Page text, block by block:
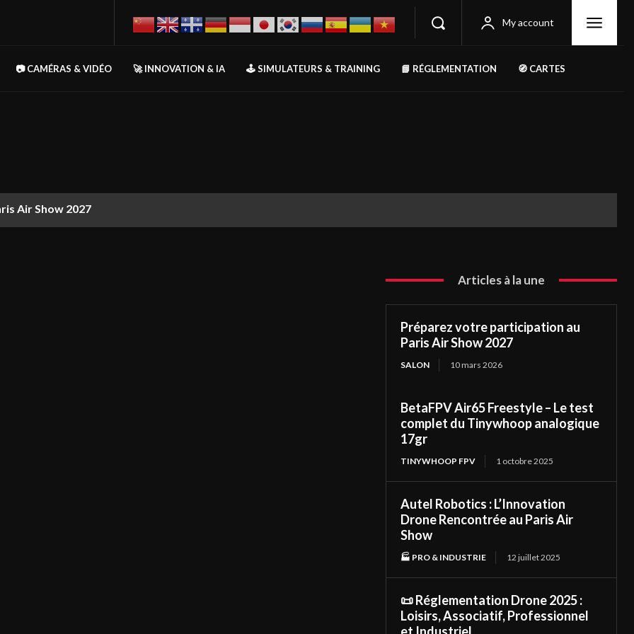
My account
📷 CAMÉRAS & VIDÉO 🚀 INNOVATION & IA 🕹️ SIMULATEURS & TRAINING 📘 RÉGLEMENTATION 🧭 CARTES
Air Show 2027
Articles à la une
Préparez votre participation au
Paris Air Show 2027
SALON 10 mars 2026
BetaFPV Air65 Freestyle – Le test
complet du Tinywhoop analogique
17gr
TINYWHOOP FPV 1 octobre 2025
Autel Robotics : L’Innovation
Drone Rencontrée au Paris Air
Show
🏭 PRO & INDUSTRIE 12 juillet 2025
📜 Réglementation Drone 2025 :
Loisirs, Associatif, Professionnel